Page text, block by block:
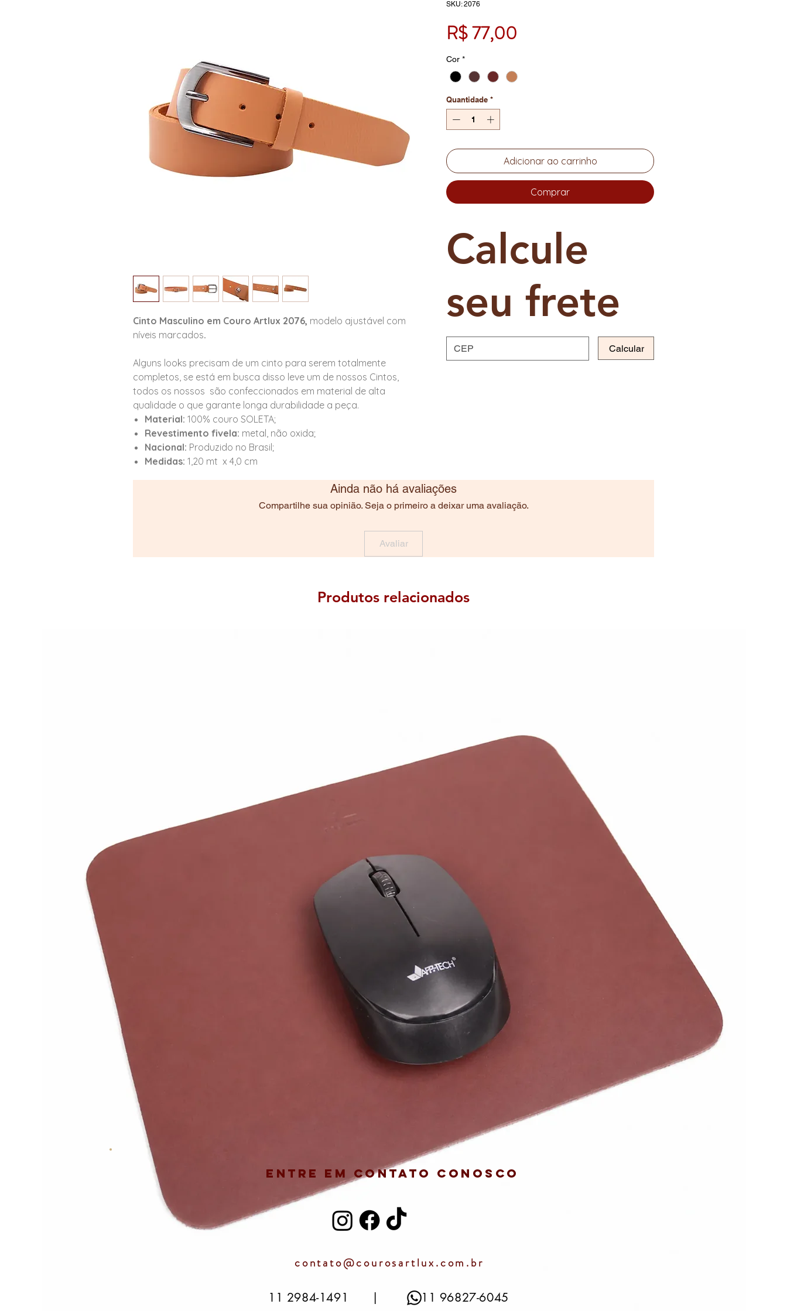
Cinto Masculino em Couro Artlux 2076, modelo ajustável com
níveis marcados.
Alguns looks precisam de um cinto para serem totalmente
completos, se está em busca disso leve um de nossos Cintos,
todos os nossos são confeccionados em material de alta
qualidade o que garante longa durabilidade a peça.
Material: 100% couro SOLETA;
Revestimento fivela: metal, não oxida;
Nacional: Produzido no Brasil;
Medidas: 1,20 mt x 4,0 cm
SKU: 2076
R$ 77,00
Cor *
Quantidade *
Adicionar ao carrinho
Comprar
Calcule
seu frete
Calcular
Ainda não há avaliações
Compartilhe sua opinião. Seja o primeiro a deixar uma avaliação.
Avaliar
Produtos relacionados
Entre em contato conosco
contato@courosartlux.com.br
11 2984-1491 | 11 96827-6045